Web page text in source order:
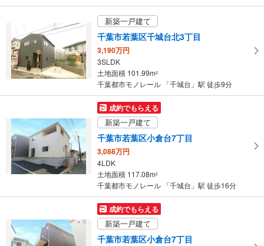
ペ
ー
ジ
に
保
す
る
新築一戸建て
千葉市若葉区千城台北3丁目
3,190万円
3SLDK
土地面積 101.99m2
千葉都市モノレール 「千城台」駅 徒歩9分
成約でもらえる
新築一戸建て
千葉市若葉区小倉台7丁目
3,088万円
4LDK
土地面積 117.08m2
千葉都市モノレール 「千城台」駅 徒歩16分
成約でもらえる
新築一戸建て
千葉市若葉区小倉台7丁目